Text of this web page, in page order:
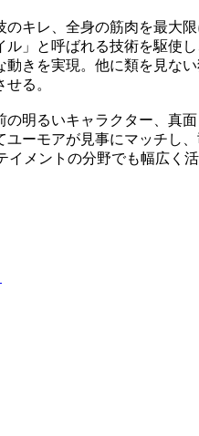
のキレ、全身の筋肉を最大
ル」と呼ばれる技術を駆使
動きを実現。他に類を見な
る。
の明るいキャラクター、真
ユーモアが見事にマッチし
イメントの分野でも幅広く活